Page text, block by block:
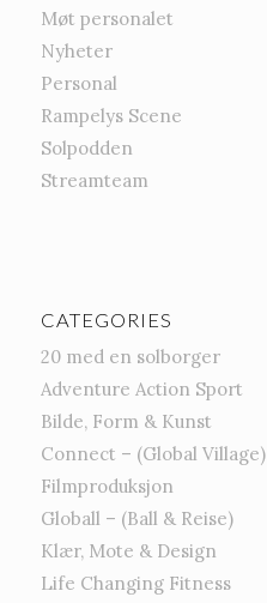
Møt personalet
Nyheter
Personal
Rampelys Scene
Solpodden
Streamteam
CATEGORIES
20 med en solborger
Adventure Action Sport
Bilde, Form & Kunst
Connect – (Global Village)
Filmproduksjon
Globall – (Ball & Reise)
Klær, Mote & Design
Life Changing Fitness